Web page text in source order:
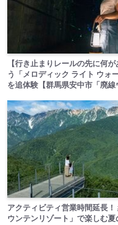
【行き止まりレールの先に何
う「メロディック ライト ウォ
を追体験【群馬県安中市「廃線
アクティビティ営業時間延長
ウンテンリゾート」で楽しむ